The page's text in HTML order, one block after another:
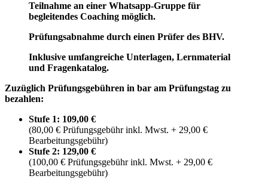
Teilnahme an einer Whatsapp-Gruppe für
begleitendes Coaching möglich.
Prüfungsabnahme durch einen Prüfer des BHV.
Inklusive umfangreiche Unterlagen, Lernmaterial
und Fragenkatalog.
Zuzüglich Prüfungsgebühren in bar am Prüfungstag zu
bezahlen:
Stufe 1: 109,00 €
(80,00 € Prüfungsgebühr inkl. Mwst. + 29,00 €
Bearbeitungsgebühr)
Stufe 2: 129,00 €
(100,00 € Prüfungsgebühr inkl. Mwst. + 29,00 €
Bearbeitungsgebühr)